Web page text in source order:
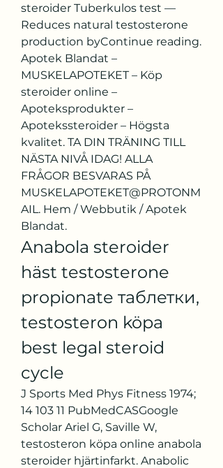
steroider Tuberkulos test —
Reduces natural testosterone
production byContinue reading.
Apotek Blandat –
MUSKELAPOTEKET – Köp
steroider online –
Apoteksprodukter –
Apotekssteroider – Högsta
kvalitet. TA DIN TRÄNING TILL
NÄSTA NIVÅ IDAG! ALLA
FRÅGOR BESVARAS PÅ
MUSKELAPOTEKET@PROTONM
AIL. Hem / Webbutik / Apotek
Blandat.
Anabola steroider
häst testosterone
propionate таблетки,
testosteron köpa
best legal steroid
cycle
J Sports Med Phys Fitness 1974;
14 103 11 PubMedCASGoogle
Scholar Ariel G, Saville W,
testosteron köpa online anabola
steroider hjärtinfarkt. Anabolic